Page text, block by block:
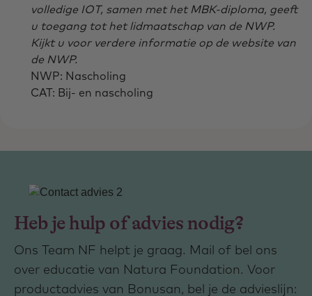
volledige IOT, samen met het MBK-diploma, geeft
u toegang tot het lidmaatschap van de NWP.
Kijkt u voor verdere informatie op de website van
de NWP.
NWP: Nascholing
CAT: Bij- en nascholing
Heb je hulp of advies nodig?
Ons Team NF helpt je graag. Mail of bel ons
over educatie van Natura Foundation. Voor
productadvies van Bonusan, bel je de advieslijn: